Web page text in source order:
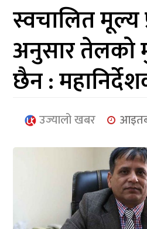
आर्थिक
मनोरञ्जन
खेलकुद
प्रबास
स्वचालित मूल्य
अनुसार तेलको
छैन :
उज्यालो खबर